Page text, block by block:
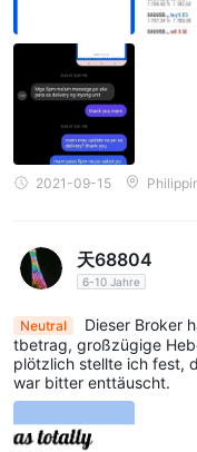
2021-09-15
天68804
6-10 Jahre
Neutral
Dieser Broker
tbetrag, großzügige
plötzlich stellte ich fest,
war bitter enttäuscht.